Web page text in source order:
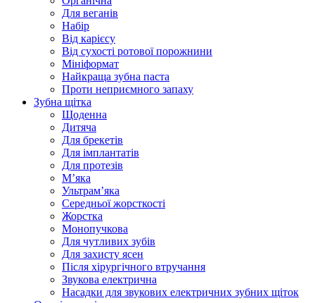
Для веганів
Набір
Від карієсу
Від сухості ротової порожнини
Мініформат
Найкраща зубна паста
Проти неприємного запаху
Зубна щітка
Щоденна
Дитяча
Для брекетів
Для імплантатів
Для протезів
Мʼяка
Ультрамʼяка
Середньої жорсткості
Жорстка
Монопучкова
Для чутливих зубів
Для захисту ясен
Після хірургічного втручання
Звукова електрична
Насадки для звукових електричних зубних щіток